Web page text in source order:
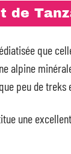
de
que
alpine
peu de treks
une